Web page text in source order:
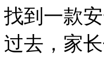
找到一款
过去，家